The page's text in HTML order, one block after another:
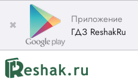
✖
Приложение
ГДЗ ReshakRu